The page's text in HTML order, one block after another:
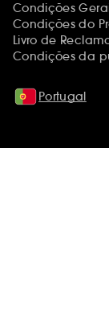
Condições
Condições do
Livro de
Condições da
Portugal